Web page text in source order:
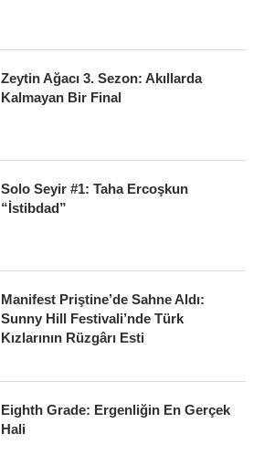
Zeytin Ağacı 3. Sezon: Akıllarda
Kalmayan Bir Final
Solo Seyir #1: Taha Ercoşkun
“İstibdad”
Manifest Priştine’de Sahne Aldı:
Sunny Hill Festivali’nde Türk
Kızlarının Rüzgârı Esti
Eighth Grade: Ergenliğin En Gerçek
Hali